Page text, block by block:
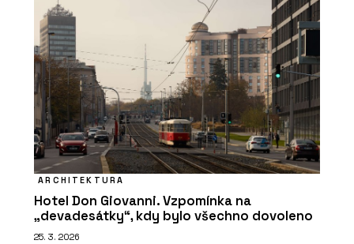
ARCHITEKTURA
Hotel Don Giovanni. Vzpomínka na
„devadesátky“, kdy bylo všechno dovoleno
25. 3. 2026